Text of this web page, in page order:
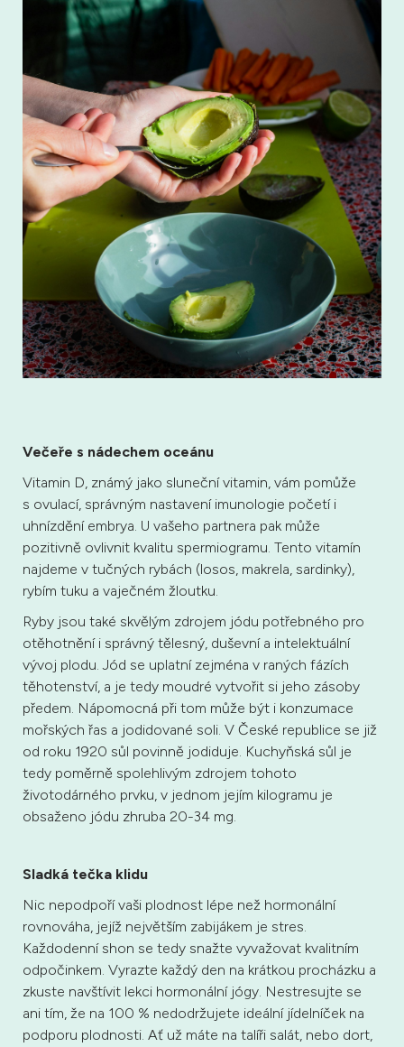
Večeře s nádechem oceánu
Vitamin D, známý jako sluneční vitamin, vám pomůže
s ovulací, správným nastavení imunologie početí i
uhnízdění embrya. U vašeho partnera pak může
pozitivně ovlivnit kvalitu spermiogramu. Tento vitamín
najdeme v tučných rybách (losos, makrela, sardinky),
rybím tuku a vaječném žloutku.
Ryby jsou také skvělým zdrojem jódu potřebného pro
otěhotnění i správný tělesný, duševní a intelektuální
vývoj plodu. Jód se uplatní zejména v raných fázích
těhotenství, a je tedy moudré vytvořit si jeho zásoby
předem. Nápomocná při tom může být i konzumace
mořských řas a jodidované soli. V České republice se již
od roku 1920 sůl povinně jodiduje. Kuchyňská sůl je
tedy poměrně spolehlivým zdrojem tohoto
životodárného prvku, v jednom jejím kilogramu je
obsaženo jódu zhruba 20-34 mg.
Sladká tečka klidu
Nic nepodpoří vaši plodnost lépe než hormonální
rovnováha, jejíž největším zabijákem je stres.
Každodenní shon se tedy snažte vyvažovat kvalitním
odpočinkem. Vyrazte každý den na krátkou procházku a
zkuste navštívit lekci hormonální jógy. Nestresujte se
ani tím, že na 100 % nedodržujete ideální jídelníček na
podporu plodnosti. Ať už máte na talíři salát, nebo dort,